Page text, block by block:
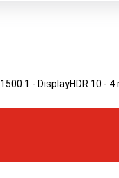
- DisplayHDR 10 -